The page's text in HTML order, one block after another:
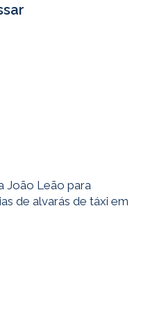
João Leão para
de alvarás de táxi em